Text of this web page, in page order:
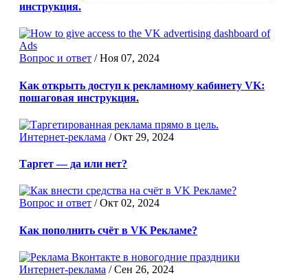
инструкция.
Вопрос и ответ /Ноя 07, 2024
Как открыть доступ к рекламному кабинету VK:
пошаговая инструкция.
Интернет-реклама /Окт 29, 2024
Таргет — да или нет?
Вопрос и ответ /Окт 02, 2024
Как пополнить счёт в VK Рекламе?
Интернет-реклама /Сен 26, 2024